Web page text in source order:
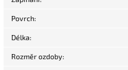
Povrch:
Délka:
Rozměr ozdoby: